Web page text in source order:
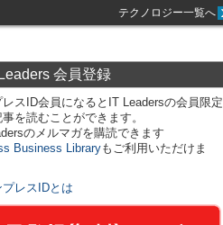
テクノロジー一覧へ
会員登録
スID会員になるとIT Leadersの会員限定
を読むことができます。
のメルマガを購読できます
Business Libraryもご利用いただけま
プレスIDとは